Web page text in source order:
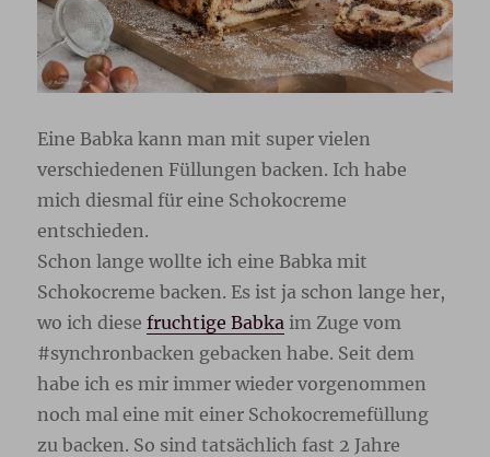
Eine Babka kann man mit super vielen
verschiedenen Füllungen backen. Ich habe
mich diesmal für eine Schokocreme
entschieden.
Schon lange wollte ich eine Babka mit
Schokocreme backen. Es ist ja schon lange her,
wo ich diesefruchtige Babka im Zuge vom
#synchronbacken gebacken habe. Seit dem
habe ich es mir immer wieder vorgenommen
noch mal eine mit einer Schokocremefüllung
zu backen. So sind tatsächlich fast 2 Jahre